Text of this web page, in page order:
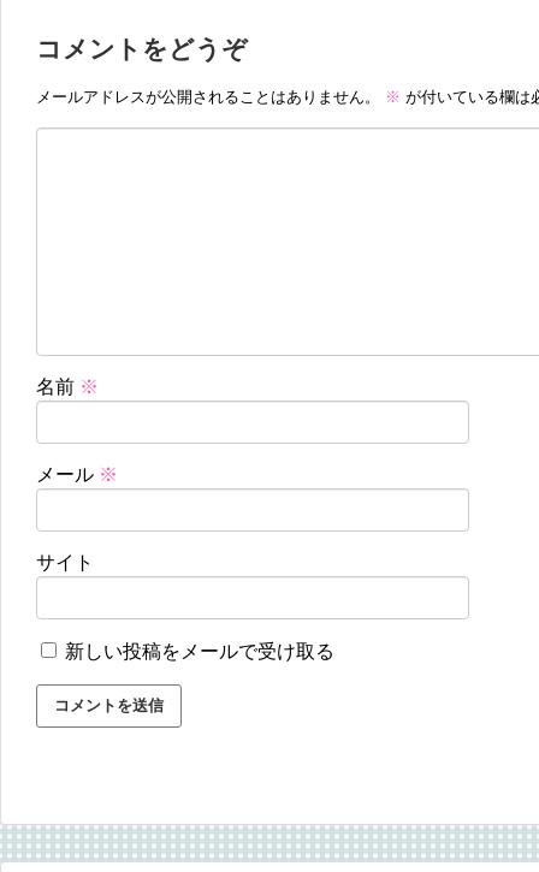
コメントをどうぞ
メールアドレスが公開されることはありません。 ※ が付いている欄は
名前 ※
メール ※
サイト
新しい投稿をメールで受け取る